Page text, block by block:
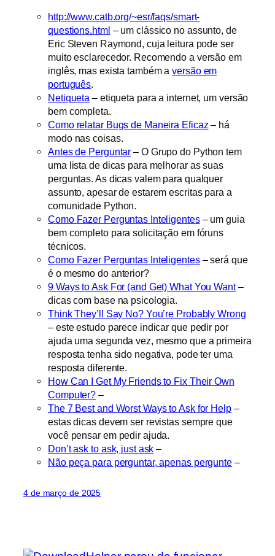
http://www.catb.org/~esr/faqs/smart-
questions.html – um clássico no assunto, de
Eric Steven Raymond, cuja leitura pode ser
muito esclarecedor. Recomendo a versão em
inglês, mas exista também aversão em
português.
Netiqueta – etiqueta para a internet, um versão
bem completa.
Como relatar Bugs de Maneira Eficaz – há
modo nas coisas.
Antes de Perguntar – O Grupo do Python tem
uma lista de dicas para melhorar as suas
perguntas. As dicas valem para qualquer
assunto, apesar de estarem escritas para a
comunidade Python.
Como Fazer Perguntas Inteligentes– um guia
bem completo para solicitação em fóruns
técnicos.
Como Fazer Perguntas Inteligentes– será que
é o mesmo do anterior?
9 Ways to Ask For (and Get) What You Want–
dicas com base na psicologia.
Think They’ll Say No? You’re Probably Wrong
– este estudo parece indicar que pedir por
ajuda uma segunda vez, mesmo que a primeira
resposta tenha sido negativa, pode ter uma
resposta diferente.
How Can I Get My Friends to Fix Their Own
Computer? –
The 7 Best and Worst Ways to Ask for Help–
estas dicas devem ser revistas sempre que
você pensar em pedir ajuda.
Don’t ask to ask, just ask –
Não peça para perguntar, apenas pergunte –
4 de março de 2025